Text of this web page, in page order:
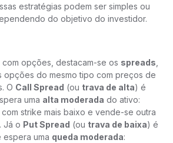
estratégias podem ser simples ou
do objetivo do investidor.
com opções, destacam-se os spreads
opções do mesmo tipo com preços de
O Call Spread (ou trava de alta) é
uma alta moderada do ativo:
strike mais baixo e vende-se outra
Já o Put Spread (ou trava de baixa) é
uma queda moderada: